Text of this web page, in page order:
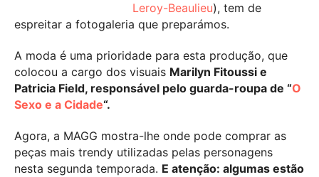
Leroy-Beaulieu), tem de
espreitar a fotogaleria que preparámos.
A moda é uma prioridade para esta produção, que
colocou a cargo dos visuais Marilyn Fitoussi e
Patricia Field, responsável pelo guarda-roupa de “O
Sexo e a Cidade“.
Agora, a MAGG mostra-lhe onde pode comprar as
peças mais trendy utilizadas pelas personagens
nesta segunda temporada. E atenção: algumas estão